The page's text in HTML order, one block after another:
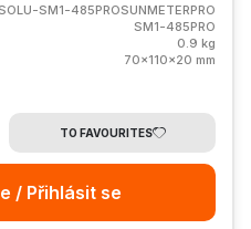
SM1-485PROSUNMETERPRO
SM1-485PRO
0.9 kg
70x110x20 mm
TO FAVOURITES
/ Přihlásit se